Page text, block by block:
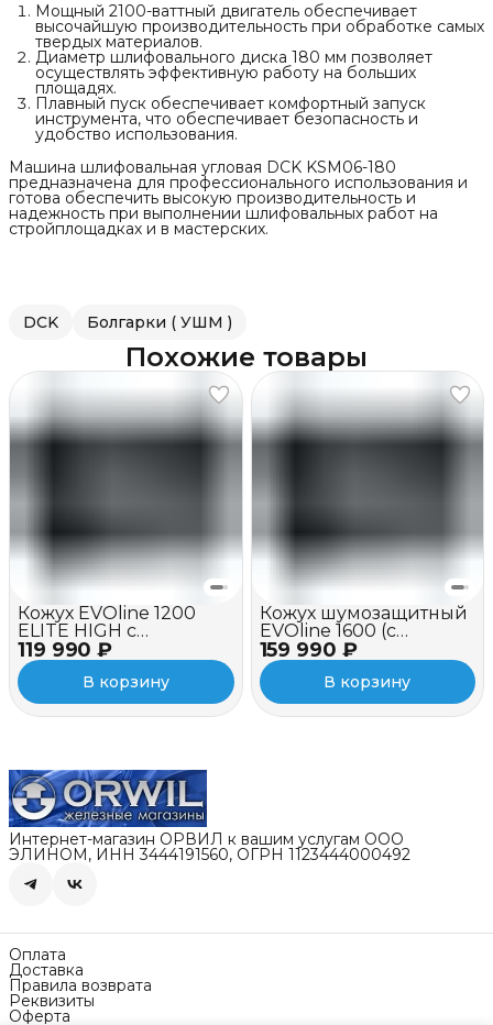
Мощный 2100-ваттный двигатель обеспечивает
высочайшую производительность при обработке самых
твердых материалов.
Диаметр шлифовального диска 180 мм позволяет
осуществлять эффективную работу на больших
площадях.
Плавный пуск обеспечивает комфортный запуск
инструмента, что обеспечивает безопасность и
удобство использования.
Машина шлифовальная угловая DCK KSM06-180
предназначена для профессионального использования и
готова обеспечить высокую производительность и
надежность при выполнении шлифовальных работ на
стройплощадках и в мастерских.
DCK Болгарки ( УШМ )
Похожие товары
119 990 ₽
Кожух EVOline 1200
ELITE HIGH c
вентилятором
В корзину
159 990 ₽
Кожух шумозащитный
EVOline 1600 (c
вентилятором)
В корзину
Интернет-магазин ОРВИЛ к вашим услугам ООО
ЭЛИНОМ, ИНН 3444191560, ОГРН 1123444000492
Оплата
Доставка
Правила возврата
Реквизиты
Оферта